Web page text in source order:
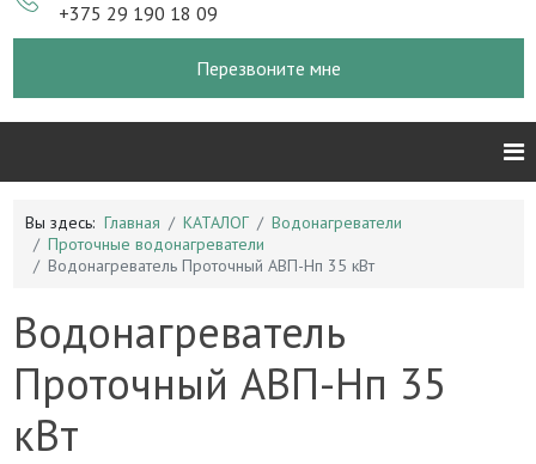
+375 29 190 18 09
Перезвоните мне
Вы здесь: Главная КАТАЛОГ
Водонагреватели
Проточные водонагреватели
Водонагреватель Проточный АВП-Нп 35 кВт
Водонагреватель
Проточный АВП-Нп 35
кВт